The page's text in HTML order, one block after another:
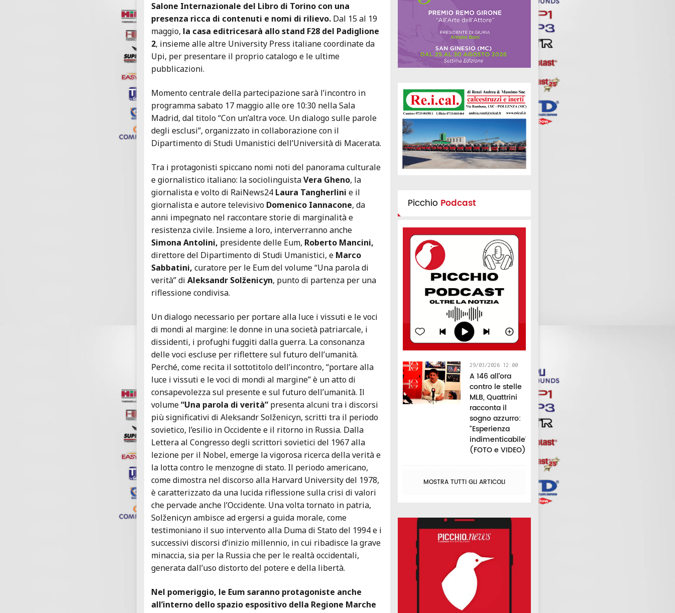
Salone Internazionale del Libro di Torino con una
presenza ricca di contenuti e nomi di rilievo. Dal 15 al 19
maggio, la casa editricesarà allo stand F28 del Padiglione
2, insieme alle altre University Press italiane coordinate da
Upi, per presentare il proprio catalogo e le ultime
pubblicazioni.
Momento centrale della partecipazione sarà l’incontro in
programma sabato 17 maggio alle ore 10:30 nella Sala
Madrid, dal titolo “Con un’altra voce. Un dialogo sulle parole
degli esclusi”, organizzato in collaborazione con il
Dipartimento di Studi Umanistici dell’Università di Macerata.
Tra i protagonisti spiccano nomi noti del panorama culturale
e giornalistico italiano: la sociolinguistaVera Gheno, la
giornalista e volto di RaiNews24 Laura Tangherlini e il
giornalista e autore televisivo Domenico Iannacone, da
anni impegnato nel raccontare storie di marginalità e
resistenza civile. Insieme a loro, interverranno anche
Simona Antolini, presidente delle Eum, Roberto Mancini,
direttore del Dipartimento di Studi Umanistici, e Marco
Sabbatini, curatore per le Eum del volume “Una parola di
verità” di Aleksandr Solženicyn, punto di partenza per una
riflessione condivisa.
Un dialogo necessario per portare alla luce i vissuti e le voci
di mondi al margine: le donne in una società patriarcale, i
dissidenti, i profughi fuggiti dalla guerra. La consonanza
delle voci escluse per riflettere sul futuro dell’umanità.
Perché, come recita il sottotitolo dell’incontro, “portare alla
luce i vissuti e le voci di mondi al margine” è un atto di
consapevolezza sul presente e sul futuro dell’umanità. Il
volume“Una parola di verità” presenta alcuni tra i discorsi
più significativi di Aleksandr Solženicyn, scritti tra il periodo
sovietico, l’esilio in Occidente e il ritorno in Russia. Dalla
Lettera al Congresso degli scrittori sovietici del 1967 alla
lezione per il Nobel, emerge la vigorosa ricerca della verità e
la lotta contro le menzogne di stato. Il periodo americano,
come dimostra nel discorso alla Harvard University del 1978,
è caratterizzato da una lucida riflessione sulla crisi di valori
che pervade anche l’Occidente. Una volta tornato in patria,
Solženicyn ambisce ad ergersi a guida morale, come
testimoniano il suo intervento alla Duma di Stato del 1994 e i
successivi discorsi d’inizio millennio, in cui ribadisce la grave
minaccia, sia per la Russia che per le realtà occidentali,
generata dall’uso distorto del potere e della libertà.
Nel pomeriggio, le Eum saranno protagoniste anche
all’interno dello spazio espositivo della Regione Marche
Picchio Podcast
29/03/2026 12:00
A 146 all’ora
contro le stelle
MLB, Quattrini
racconta il
sogno azzurro:
"Esperienza
indimenticabile"
(FOTO e VIDEO)
MOSTRA TUTTI GLI ARTICOLI